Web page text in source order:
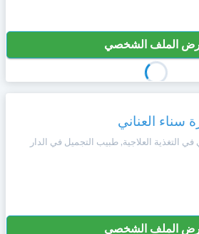
الملف الشخصي
سناء العناني
في التغذية العلاجية, طبيب التجميل في الدار
الملف الشخصي